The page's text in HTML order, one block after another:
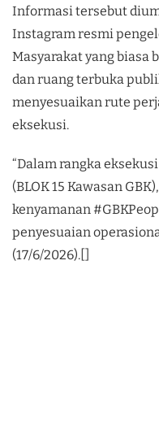
Informasi tersebut
Instagram resmi
Masyarakat yang biasa
dan ruang terbuka
menyesuaikan rute
eksekusi.
“Dalam rangka
(BLOK 15 Kawasan
kenyamanan
penyesuaian
(17/6/2026).[]